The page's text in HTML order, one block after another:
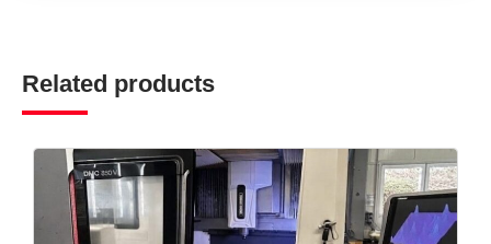
Related products